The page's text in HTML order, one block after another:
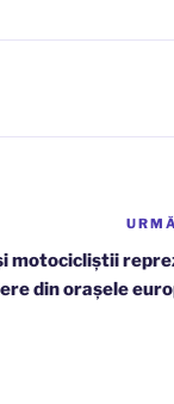
motocicliștii
din orașele